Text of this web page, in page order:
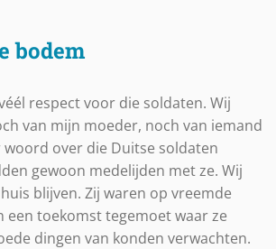
bodem
respect voor die soldaten. Wij
van mijn moeder, noch van iemand
woord over die Duitse soldaten
gewoon medelijden met ze. Wij
blijven. Zij waren op vreemde
een toekomst tegemoet waar ze
dingen van konden verwachten.